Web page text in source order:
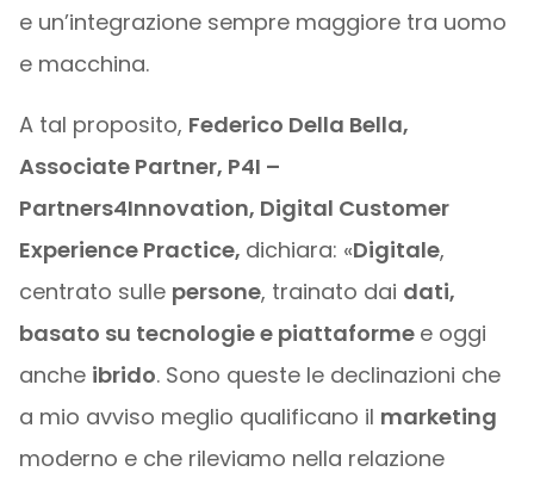
e un’integrazione sempre maggiore tra uomo
e macchina.
A tal proposito, Federico Della Bella,
Associate Partner, P4I –
Partners4Innovation, Digital Customer
Experience Practice, dichiara: «Digitale,
centrato sulle persone, trainato dai dati,
basato su tecnologie e piattaforme e oggi
anche ibrido. Sono queste le declinazioni che
a mio avviso meglio qualificano il marketing
moderno e che rileviamo nella relazione